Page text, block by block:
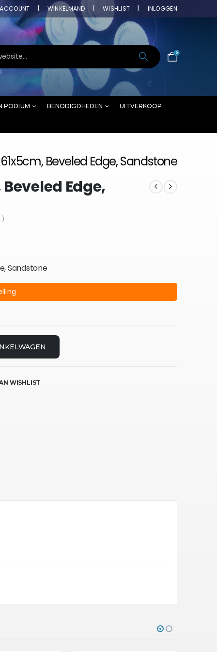
ACCOUNT WINKELMAND WISHLIST INLOGGEN
0
PODIUM BENODIGDHEDEN UITVERKOOP
Beveled Edge, Sandstone
Edge,
)
Sandstone
WISHLIST